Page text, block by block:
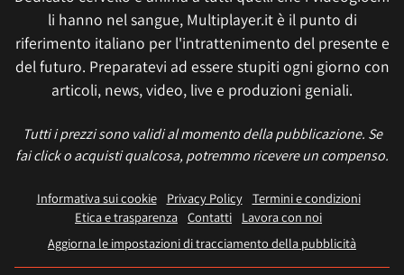
li hanno nel sangue, Multiplayer.it è il punto di
riferimento italiano per l'intrattenimento del presente e
del futuro. Preparatevi ad essere stupiti ogni giorno con
articoli, news, video, live e produzioni geniali.
Tutti i prezzi sono validi al momento della pubblicazione. Se
fai click o acquisti qualcosa, potremmo ricevere un compenso.
Informativa sui cookie Privacy Policy
Termini e condizioni
Etica e trasparenza Contatti
Lavora con noi
Aggiorna le impostazioni di tracciamento della pubblicità